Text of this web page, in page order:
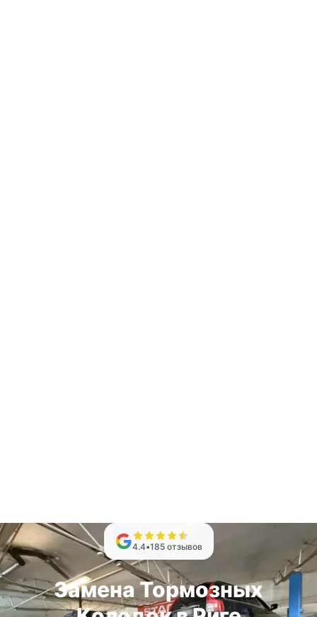
4.4•185 отзывов
Замена Тормозных